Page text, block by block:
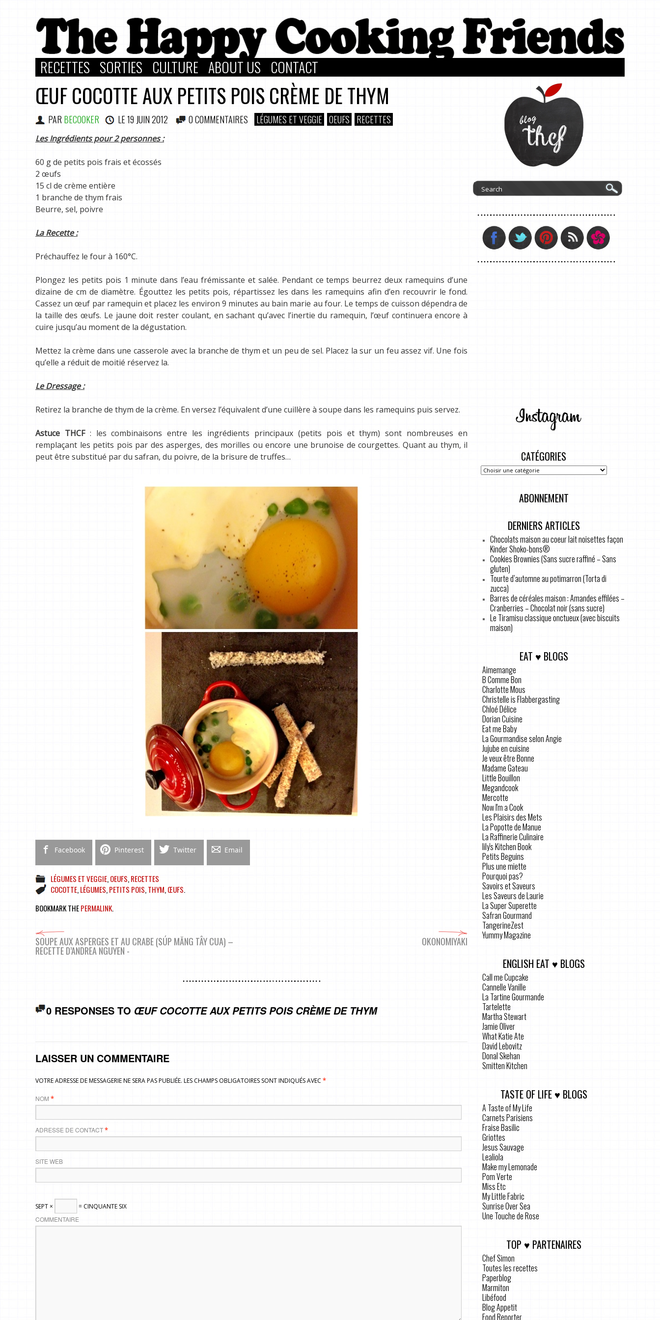
RECETTES SORTIES CULTURE ABOUT US CONTACT
ŒUF COCOTTE AUX PETITS POIS CRÈME DE THYM
PAR BECOOKER LE19 JUIN 2012 0 COMMENTAIRES LÉGUMES ET VEGGIE OEUFS RECETTES
Les Ingrédients pour 2 personnes :
60 g de petits pois frais et écossés
2 œufs
15 cl de crème entière
1 branche de thym frais
Beurre, sel, poivre
La Recette :
Préchauffez le four à 160°C.
Plongez les petits pois 1 minute dans l’eau frémissante et salée. Pendant ce temps beurrez deux ramequins d’une
dizaine de cm de diamètre. Égouttez les petits pois, répartissez les dans les ramequins afin d’en recouvrir le fond.
Cassez un œuf par ramequin et placez les environ 9 minutes au bain marie au four. Le temps de cuisson dépendra de
la taille des œufs. Le jaune doit rester coulant, en sachant qu’avec l’inertie du ramequin, l’œuf continuera encore à
cuire jusqu’au moment de la dégustation.
Mettez la crème dans une casserole avec la branche de thym et un peu de sel. Placez la sur un feu assez vif. Une fois
qu’elle a réduit de moitié réservez la.
Le Dressage :
Retirez la branche de thym de la crème. En versez l’équivalent d’une cuillère à soupe dans les ramequins puis servez.
Astuce THCF: les combinaisons entre les ingrédients principaux (petits pois et thym) sont nombreuses en
remplaçant les petits pois par des asperges, des morilles ou encore une brunoise de courgettes. Quant au thym, il
peut être substitué par du safran, du poivre, de la brisure de truffes…
Facebook Pinterest Twitter Email
LÉGUMES ET VEGGIE,OEUFS,RECETTES
COCOTTE,LÉGUMES,PETITS POIS,THYM,ŒUFS.
BOOKMARK THEPERMALINK.
SOUPE AUX ASPERGES ET AU CRABE (SÚP MĂNG TÂY CUA) –
RECETTE D’ANDREA NGUYEN -
OKONOMIYAKI
0 RESPONSES TO ŒUF COCOTTE AUX PETITS POIS CRÈME DE THYM
LAISSER UN COMMENTAIRE
VOTRE ADRESSE DE MESSAGERIE NE SERA PAS PUBLIÉE. LES CHAMPS OBLIGATOIRES SONT INDIQUÉS AVEC *
NOM *
ADRESSE DE CONTACT*
SITE WEB
SEPT ×
= CINQUANTE SIX
COMMENTAIRE
CATÉGORIES
ABONNEMENT
DERNIERS ARTICLES
Chocolats maison au coeur lait noisettes façon
Kinder Shoko-bons®
Cookies Brownies (Sans sucre raffiné – Sans
gluten)
Tourte d’automne au potimarron (Torta di
zucca)
Barres de céréales maison : Amandes effilées –
Cranberries – Chocolat noir (sans sucre)
Le Tiramisu classique onctueux (avec biscuits
maison)
EAT ♥ BLOGS
Aimemange
B Comme Bon
Charlotte Mous
Christelle is Flabbergasting
Chloé Délice
Dorian Cuisine
Eat me Baby
La Gourmandise selon Angie
Jujube en cuisine
Je veux être Bonne
Madame Gateau
Little Bouillon
Megandcook
Mercotte
Now I'm a Cook
Les Plaisirs des Mets
La Popotte de Manue
La Raffinerie Culinaire
lily's Kitchen Book
Petits Beguins
Plus une miette
Pourquoi pas?
Savoirs et Saveurs
Les Saveurs de Laurie
La Super Superette
Safran Gourmand
TangerineZest
Yummy Magazine
ENGLISH EAT ♥ BLOGS
Call me Cupcake
Cannelle Vanille
La Tartine Gourmande
Tartelette
Martha Stewart
Jamie Oliver
What Katie Ate
David Lebovitz
Donal Skehan
Smitten Kitchen
TASTE OF LIFE ♥ BLOGS
A Taste of My Life
Carnets Parisiens
Fraise Basilic
Griottes
Jesus Sauvage
Lealiola
Make my Lemonade
Pom Verte
Miss Etc
My Little Fabric
Sunrise Over Sea
Une Touche de Rose
TOP ♥ PARTENAIRES
Chef Simon
Toutes les recettes
Paperblog
Marmiton
Libéfood
Blog Appetit
Food Reporter